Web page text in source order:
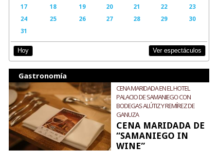
17
18 19 20 21 22
23
24
25 26 27 28 29
30
31
Hoy Ver espectáculos
Gastronomía
CENA MARIDADA EN EL HOTEL
PALACIO DE SAMANIEGO CON
BODEGAS ALÚTIZ Y REMÍREZ DE
GANUZA
CENA MARIDADA DE
“SAMANIEGO IN
WINE”